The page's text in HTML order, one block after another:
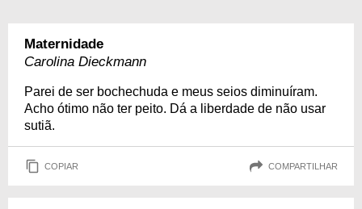
Maternidade
Carolina Dieckmann
Parei de ser bochechuda e meus seios diminuíram.
Acho ótimo não ter peito. Dá a liberdade de não usar
sutiã.
COPIAR COMPARTILHAR